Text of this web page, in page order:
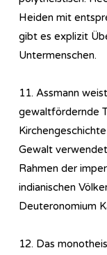
Heiden mit
gibt es explizit
Untermenschen.
11. Assmann
gewaltfördernde
Gewalt
Rahmen der
indianischen
Deuteronomium
12. Das